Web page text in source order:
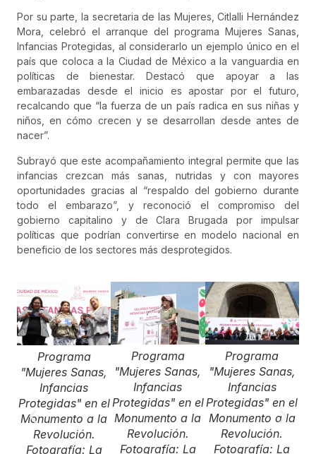
Por su parte, la secretaria de las Mujeres, Citlalli Hernández
Mora, celebró el arranque del programa Mujeres Sanas,
Infancias Protegidas, al considerarlo un ejemplo único en el
país que coloca a la Ciudad de México a la vanguardia en
políticas de bienestar. Destacó que apoyar a las
embarazadas desde el inicio es apostar por el futuro,
recalcando que “la fuerza de un país radica en sus niñas y
niños, en cómo crecen y se desarrollan desde antes de
nacer”.
Subrayó que este acompañamiento integral permite que las
infancias crezcan más sanas, nutridas y con mayores
oportunidades gracias al “respaldo del gobierno durante
todo el embarazo”, y reconoció el compromiso del
gobierno capitalino y de Clara Brugada por impulsar
políticas que podrían convertirse en modelo nacional en
beneficio de los sectores más desprotegidos.
Programa
"Mujeres Sanas,
Infancias
Protegidas" en el
Monumento a la
Revolución.
Fotografía: La
Programa
"Mujeres Sanas,
Infancias
Protegidas" en el
Monumento a la
Revolución.
Fotografía: La
Programa
"Mujeres Sanas,
Infancias
Protegidas" en el
Monumento a la
Revolución.
Fotografía: La